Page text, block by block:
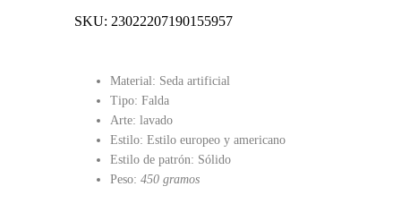
SKU: 23022207190155957
Material: Seda artificial
Tipo: Falda
Arte: lavado
Estilo: Estilo europeo y americano
Estilo de patrón: Sólido
Peso: 450 gramos